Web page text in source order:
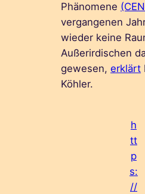
Phänomene
vergangenen
wieder keine
Außerirdischen
gewesen,erklärt
Köhler.
h
tt
p
s:
//